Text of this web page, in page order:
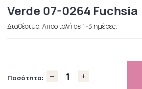
Verde 07-0264 Fuchsia
Διαθέσιμο. Αποστολή σε 1-3 ημέρες.
Ποσότητα: